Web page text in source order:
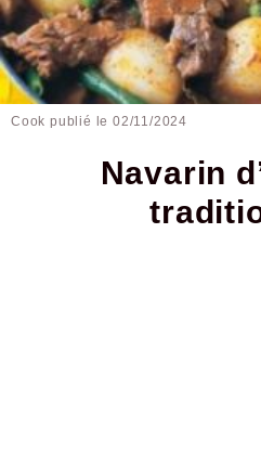
Cook publié le02/11/2024
Navarin d’agneau